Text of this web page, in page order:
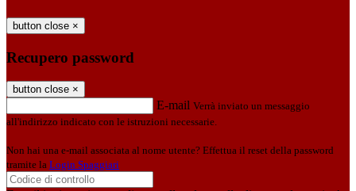
button close ×
Recupero password
button close ×
E-mail Verrà inviato un messaggio
all'indirizzo indicato con le istruzioni necessarie.
Non hai una e-mail associata al nome utente? Effettua il reset della password
tramite la Login Spaggiari